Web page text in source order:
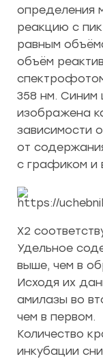
определения
реакцию с
равным
объём
358 нм. Синим
изображена
зависимости
от
с графиком и
Х2
Удельное
выше, чем в
Исходя их
амилазы во
чем в первом.
Количество
инкубации